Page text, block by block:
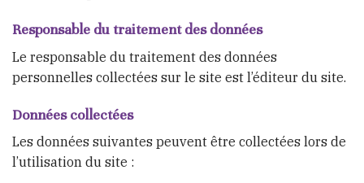
Responsable du traitement des données
Le responsable du traitement des données
personnelles collectées sur le site est l’éditeur du site.
Données collectées
Les données suivantes peuvent être collectées lors de
l’utilisation du site :